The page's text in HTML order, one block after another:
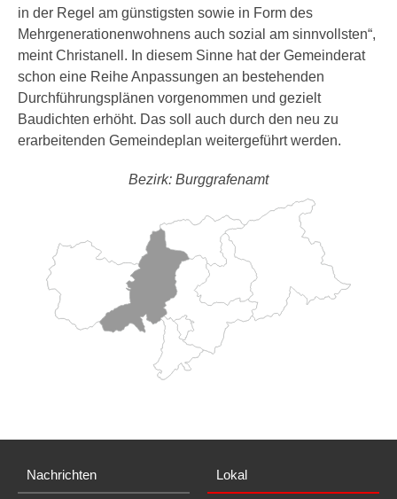
in der Regel am günstigsten sowie in Form des
Mehrgenerationenwohnens auch sozial am sinnvollsten“,
meint Christanell. In diesem Sinne hat der Gemeinderat
schon eine Reihe Anpassungen an bestehenden
Durchführungsplänen vorgenommen und gezielt
Baudichten erhöht. Das soll auch durch den neu zu
erarbeitenden Gemeindeplan weitergeführt werden.
Bezirk: Burggrafenamt
Nachrichten Lokal